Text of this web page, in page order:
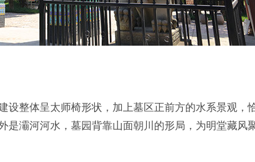
设整体呈太师椅形状，加上墓区正前方的水系景观，
是灞河河水，墓园背靠山面朝川的形局，为明堂藏风